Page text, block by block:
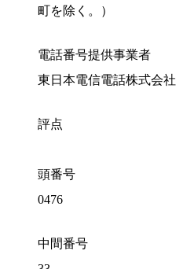
町を除く。）
電話番号提供事業者
東日本電信電話株式会社
評点
頭番号
0476
中間番号